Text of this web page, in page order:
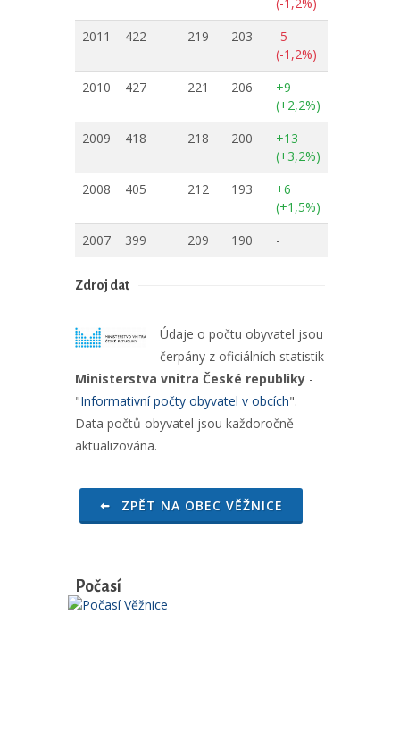
2011
422 219 203
-5
(-1,2%)
2010
427 221 206
+9
(+2,2%)
2009
418 218 200
+13
(+3,2%)
2008
405 212 193
+6
(+1,5%)
2007
399 209 190 -
Zdroj dat
Údaje o počtu obyvatel jsou
čerpány z oficiálních statistik
Ministerstva vnitra České republiky -
"Informativní počty obyvatel v obcích".
Data počtů obyvatel jsou každoročně
aktualizována.
ZPĚT NA OBEC VĚŽNICE
Počasí